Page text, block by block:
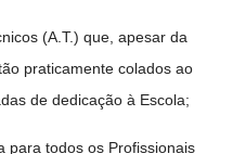
(A.T.) que, apesar da
praticamente colados ao
de dedicação à Escola;
para todos os Profissionais